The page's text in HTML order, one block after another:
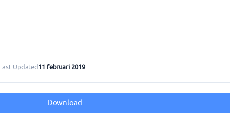
Last Updated11 februari 2019
Download